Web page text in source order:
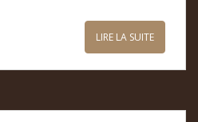
LIRE LA SUITE